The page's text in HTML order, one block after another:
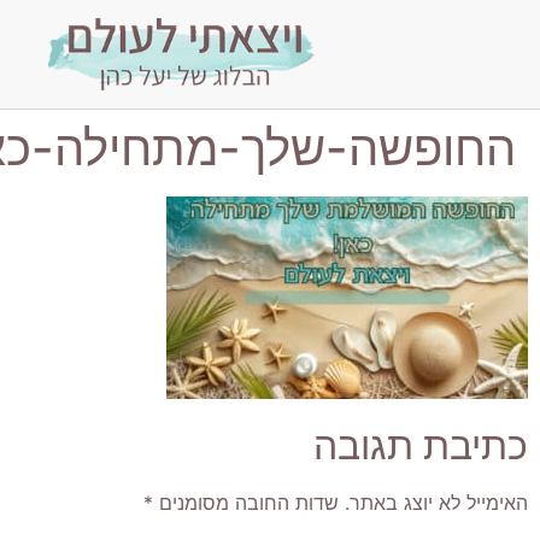
שלך-מתחילה-כאן
תגובה
לא יוצג באתר. שדות החובה מסומנים*